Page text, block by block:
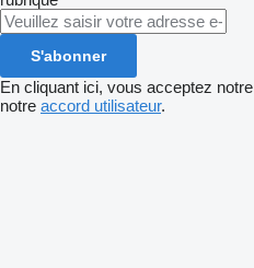
S'abonner
En cliquant ici, vous acceptez notre
notre accord utilisateur.